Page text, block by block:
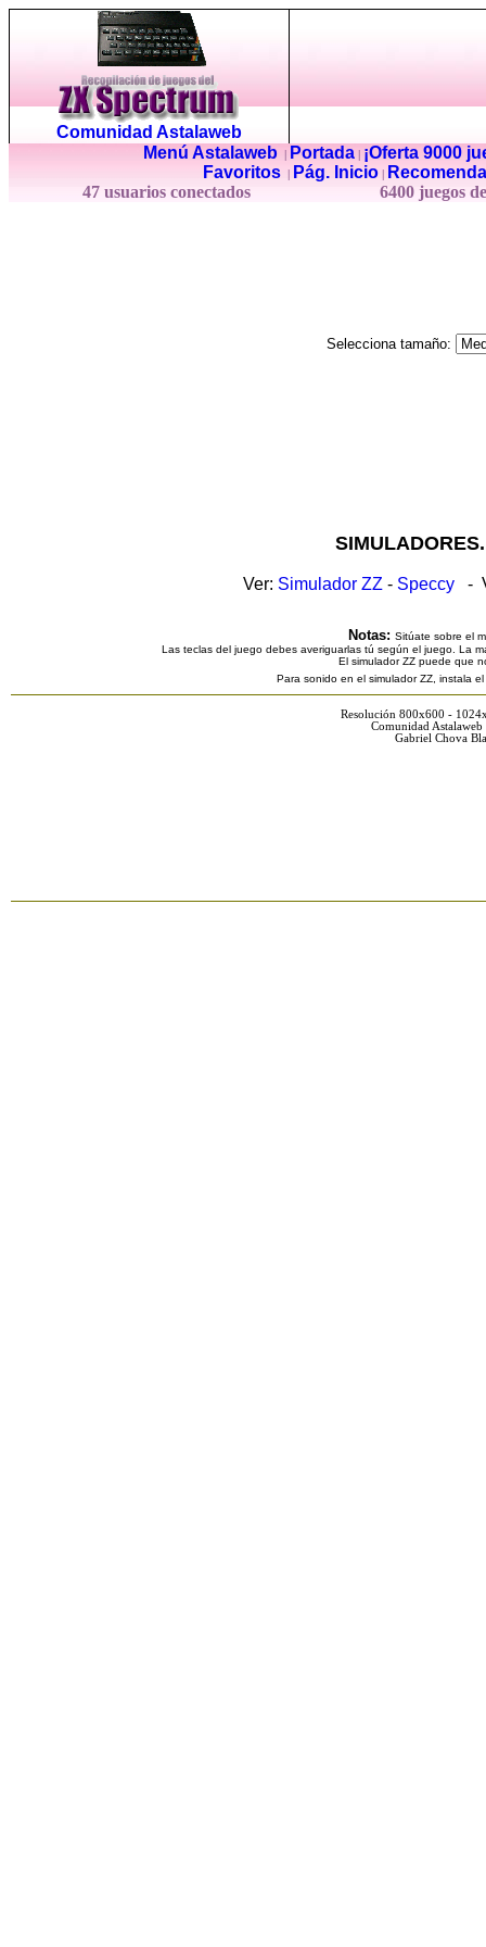
Comunidad Astalaweb
Menú Astalaweb| Portada|
¡Oferta 9000
Favoritos
Pág. Inicio
47 usuarios conectados
6400 juegos
Selecciona tamaño:
Ver: Simulador ZZ - Speccy -
Notas: Sitúate sobre el
Las teclas del juego debes averiguarlas tú según el juego. La
El simulador ZZ puede que
Para sonido en el simulador ZZ, instala
Resolución 800x600 -
Comunidad
Gabriel Chova